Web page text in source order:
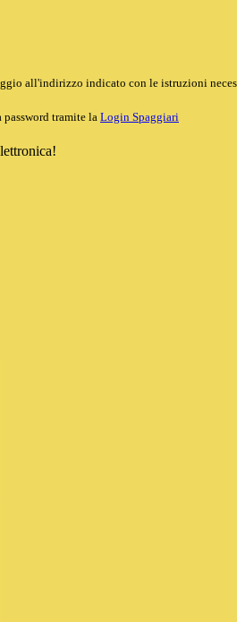
all'indirizzo indicato con le istruzioni
tramite la Login Spaggiari